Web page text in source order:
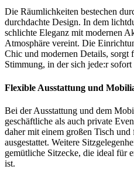
Die Räumlichkeiten bestechen
durchdachte Design. In dem
schlichte Eleganz mit modernen
Atmosphäre vereint. Die
Chic und modernen Details, sorgt
Stimmung, in der sich jede:r
Flexible Ausstattung und
Bei der Ausstattung und dem
geschäftliche als auch private
daher mit einem großen Tisch
ausgestattet. Weitere
gemütliche Sitzecke, die ideal für
ist.